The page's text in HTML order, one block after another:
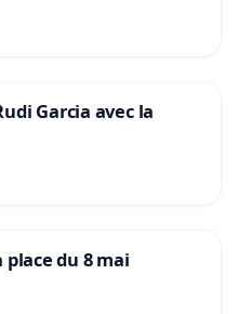
Garcia avec la
place du 8 mai